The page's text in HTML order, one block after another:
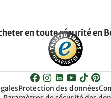
en toute sécurité en
Protection des données